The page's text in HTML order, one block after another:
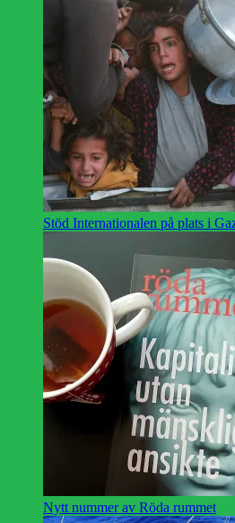
Stöd Internationalen på plats i
Nytt nummer av Röda rummet